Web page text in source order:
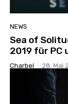
NEWS
Sea of
2019 für PC
Charbel - 28. Mai